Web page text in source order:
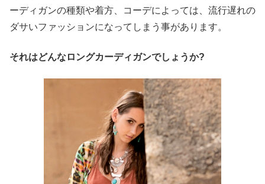
ーディガンの種類や着方、コーデによっては、流行遅れの
ダサいファッションになってしまう事があります。
それはどんなロングカーディガンでしょうか?